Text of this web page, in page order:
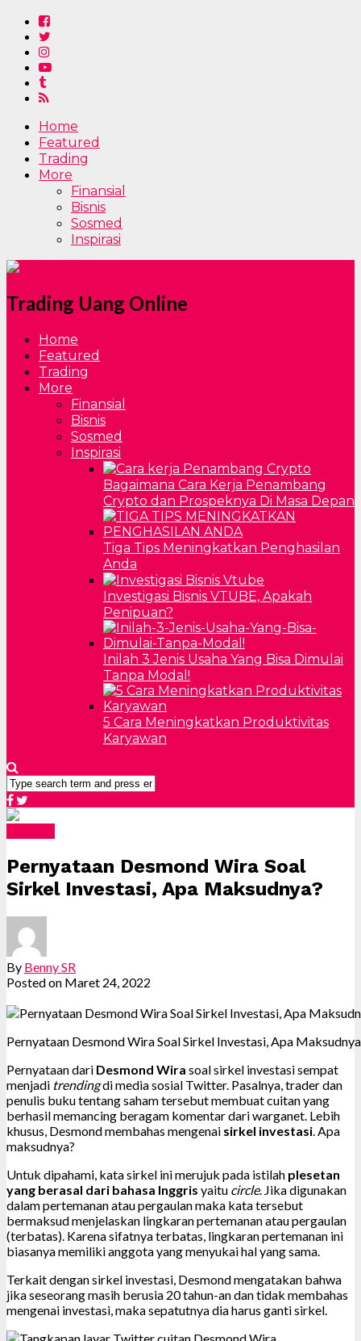
Home
Featured
Trading
More
Finansial
Bisnis
Sosmed
Inspirasi
Trading Uang Online
Home
Featured
Trading
More
Finansial
Bisnis
Sosmed
Inspirasi
Bagaimana Cara Kerja Penambang
Crypto dan Prospeknya Di Masa Depan
Tiga Tips Meningkatkan Penghasilan
Anda
Investigasi Bisnis VTUBE, Apakah
Penipuan?
Inilah 3 Jenis Usaha Yang Bisa Dimulai
Tanpa Modal!
5 Cara Meningkatkan Produktivitas
Karyawan
Pernyataan Desmond Wira Soal
Sirkel Investasi, Apa Maksudnya?
By Benny SR
Posted on Maret 24, 2022
Pernyataan Desmond Wira Soal Sirkel Investasi, Apa
Pernyataan dari Desmond Wira soal sirkel investasi sempat
menjadi trendingdi media sosial Twitter. Pasalnya, trader dan
penulis buku tentang saham tersebut membuat cuitan yang
berhasil memancing beragam komentar dari warganet. Lebih
khusus, Desmond membahas mengenai sirkel investasi . Apa
maksudnya?
Untuk dipahami, kata sirkel ini merujuk pada istilah plesetan
yang berasal dari bahasa Inggris yaitu circle. Jika digunakan
dalam pertemanan atau pergaulan maka kata tersebut
bermaksud menjelaskan lingkaran pertemanan atau pergaulan
(terbatas). Karena sifatnya terbatas, lingkaran pertemanan ini
biasanya memiliki anggota yang menyukai hal yang sama.
Terkait dengan sirkel investasi, Desmond mengatakan bahwa
jika seseorang masih berusia 20 tahun-an dan tidak membahas
mengenai investasi, maka sepatutnya dia harus ganti sirkel.